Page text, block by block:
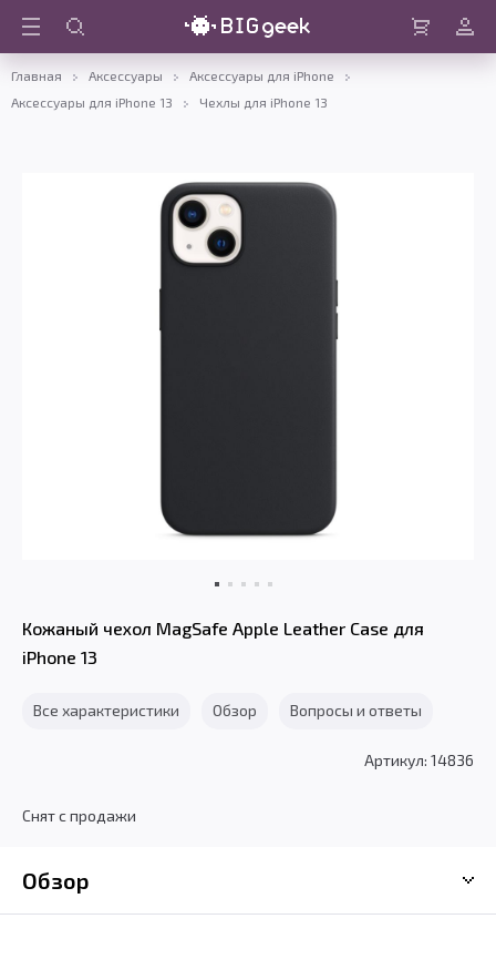
Войти
Главная Аксессуары
Аксессуары для iPhone
Аксессуары для iPhone 13
Чехлы для iPhone 13
Кожаный чехол MagSafe Apple Leather Case для
iPhone 13
Все характеристики Обзор Вопросы и ответы
Артикул: 14836
Снят с продажи
Обзор